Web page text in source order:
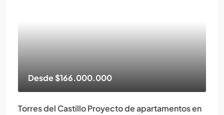
Desde$166.000.000
Torres del Castillo Proyecto de apartamentos en